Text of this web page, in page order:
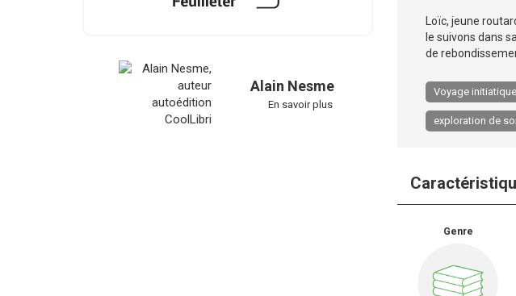
Alain Nesme
En savoir plus
Loïc, jeune
le suivons dans
de
Voyage initiatique
exploration de soi
Genre